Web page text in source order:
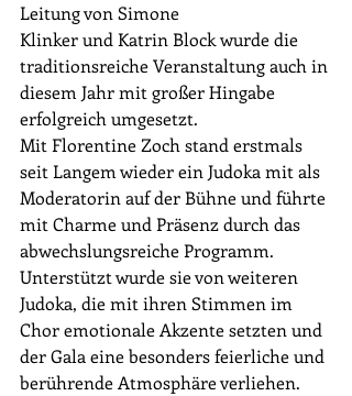
Leitung von Simone
Klinker und Katrin Block wurde die
traditionsreiche Veranstaltung auch in
diesem Jahr mit großer Hingabe
erfolgreich umgesetzt.
Mit Florentine Zoch stand erstmals
seit Langem wieder ein Judoka mit als
Moderatorin auf der Bühne und führte
mit Charme und Präsenz durch das
abwechslungsreiche Programm.
Unterstützt wurde sie von weiteren
Judoka, die mit ihren Stimmen im
Chor emotionale Akzente setzten und
der Gala eine besonders feierliche und
berührende Atmosphäre verliehen.